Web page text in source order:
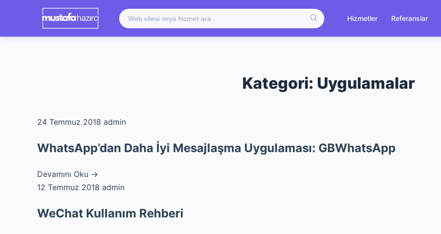
Hizmetler Referanslar
Kategori: Uygulamalar
24 Temmuz 2018 admin
WhatsApp’dan Daha İyi Mesajlaşma Uygulaması: GBWhatsApp
Devamını Oku →
12 Temmuz 2018 admin
WeChat Kullanım Rehberi